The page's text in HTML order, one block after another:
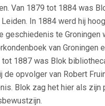
Van 1879 tot 1884 was
In 1884 werd hij
geschiedenis te Groningen
van Groningen
tot 1887 was Blok
opvolger van Robert
Blok zag het hier als zijn